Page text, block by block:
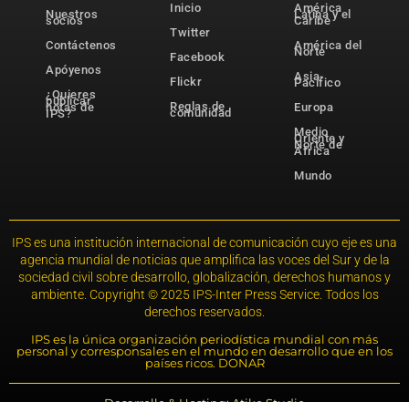
Nuestros
socios
Contáctenos
Apóyenos
¿Quieres
publicar
notas de
IPS?
Inicio
Twitter
Facebook
Flickr
Reglas de
comunidad
América
Latina y el
Caribe
América del
Norte
Asia-
Pacífico
Europa
Medio
Oriente y
Norte de
África
Mundo
IPS es una institución internacional de comunicación cuyo eje es una
agencia mundial de noticias que amplifica las voces del Sur y de la
sociedad civil sobre desarrollo, globalización, derechos humanos y
ambiente. Copyright © 2025 IPS-Inter Press Service. Todos los
derechos reservados.
IPS es la única organización periodística mundial con más
personal y corresponsales en el mundo en desarrollo que en los
países ricos. DONAR